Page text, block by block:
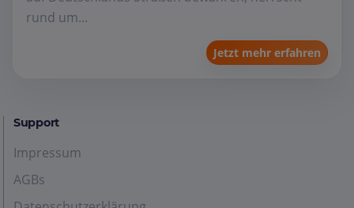
rund um...
Jetzt mehr erfahren
Support
Impressum
AGBs